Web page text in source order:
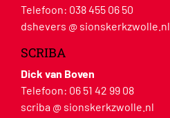
Telefoon: 038 455 06 50
dshevers @ sionskerkzwolle.nl
SCRIBA
Dick van Boven
Telefoon: 06 51 42 99 08
scriba @ sionskerkzwolle.nl